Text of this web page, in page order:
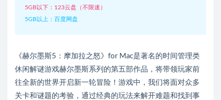
5GB以下：123云盘（不限速）
5GB以上：百度网盘
《赫尔墨斯5：摩加拉之怒》for Mac是著名的时间管理类
休闲解谜游戏赫尔墨斯系列的第五部作品，将带领玩家前
往全新的世界开启新一轮冒险！游戏中，我们将面对众多
关卡和谜题的考验，通过经典的玩法来解开难题和找到事